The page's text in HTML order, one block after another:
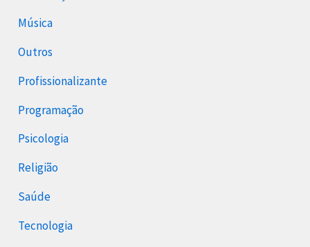
Música
Outros
Profissionalizante
Programação
Psicologia
Religião
Saúde
Tecnologia